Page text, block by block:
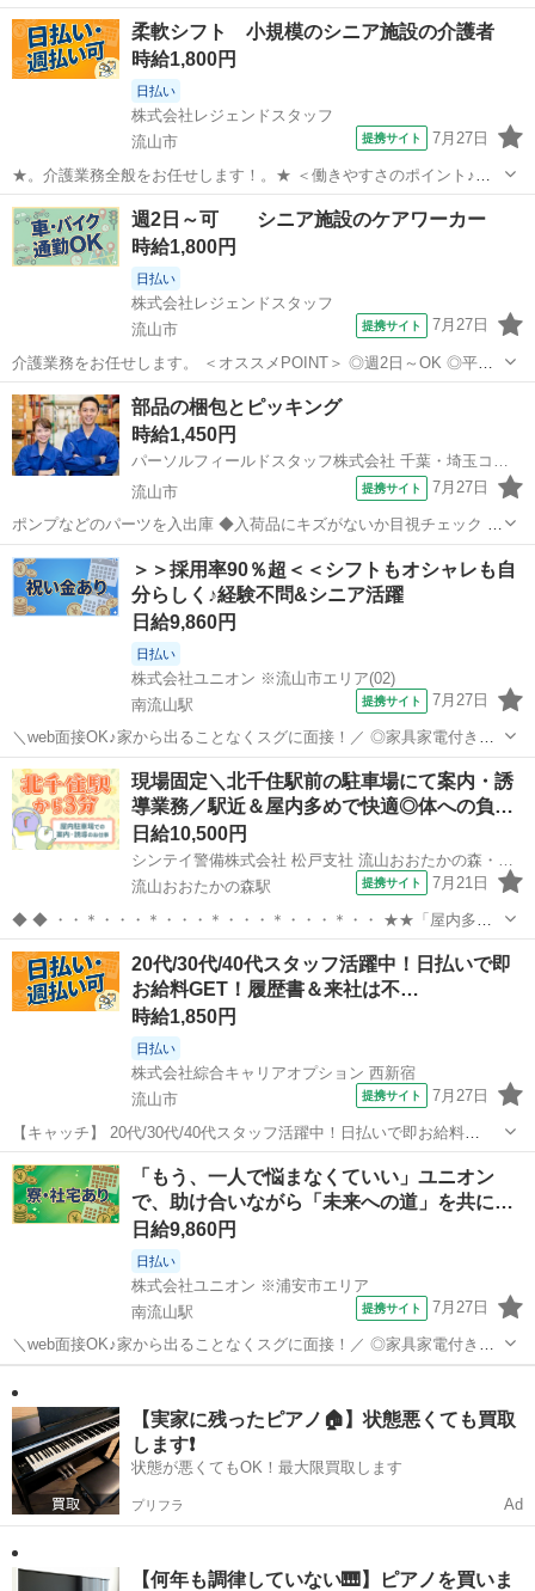
め・駅チカ・安定収入」★★ 勤務地は北千住駅から徒歩3分の好立
地。 駅チカなので通勤しやすく、 雨の日や暑い日でもストレス少なく
通えます。 ・・＊・・・＊・...
千葉 流山市 南流山駅 警備員
柔軟シフト 小規模のシニア施設の介護者
時給1,800円
日払い
株式会社レジェンドスタッフ
流山市
提携サイト 7月27日
★。介護業務全般をお任せします！。★ ＜働きやすさのポイント♪＞
◎週2日～OK ◎平日のみ・曜日固定OK ◎日勤のみ／夜勤のみ選択可
◎残業ほぼなし 介護業務をお任せします！ ・食事、入浴、トイレなど
の日常生活の介助 ...
千葉 流山市 介護
週2日～可 シニア施設のケアワーカー
時給1,800円
日払い
株式会社レジェンドスタッフ
流山市
提携サイト 7月27日
介護業務をお任せします。 ＜オススメPOINT＞ ◎週2日～OK ◎平日
のみ・曜日固定OK ◎日勤のみ／夜勤のみ選択可 ◎残業ほぼなし 家
庭・プライベート・収入など、 希望に合わせた働き方が可能です。 ★
主婦（夫）・ブ...
千葉 流山市 介護
部品の梱包とピッキング
時給1,450円
流山市
提携サイト 7月27日
ポンプなどのパーツを入出庫 ◆入荷品にキズがないか目視チェック ◆
台車で棚入れ ◆ハンディを使ったピッキング、梱包、包装 ◆【無料送
迎バス】行き 7:47・7:57 帰り 17:45・17:55・18:12 他 【無料送...
千葉 流山市 仕分け
＞＞採用率90％超＜＜シフトもオシャレも自
分らしく♪経験不問&シニア活躍
日給9,860円
日払い
株式会社ユニオン ※流山市エリア(02)
南流山駅
提携サイト 7月27日
＼web面接OK♪家から出ることなくスグに面接！／ ◎家具家電付きの
寮あり！ ラグ、テレビ、冷蔵庫、電子レンジ、掃除機などなど… 書き
きれないほどの備品が付いてくる1R寮完備！さらに…
__________________...
千葉 流山市 南流山駅 警備員
現場固定＼北千住駅前の駐車場にて案内・誘
導業務／駅近＆屋内多めで快適◎体への負…
日給10,500円
シンテイ警備株式会社 松戸支社 流山おおたかの森・流山・初石(北千住×駐車場警備)エリア/A3203200113
流山おおたかの森駅
提携サイト 7月21日
◆ ◆ ・・＊・・・＊・・・＊・・・＊・・・＊・・ ★★「屋内多
め・駅チカ・安定収入」★★ 勤務地は北千住駅から徒歩3分の好立
地。 駅チカなので通勤しやすく、 雨の日や暑い日でもストレス少なく
通えます。 ・・＊・・・＊・...
千葉 流山市 流山おおたかの森駅 警備員
20代/30代/40代スタッフ活躍中！日払いで即
お給料GET！履歴書＆来社は不…
時給1,850円
日払い
株式会社綜合キャリアオプション 西新宿
流山市
提携サイト 7月27日
【キャッチ】 20代/30代/40代スタッフ活躍中！日払いで即お給料
GET！履歴書＆来社は不要！自宅で完結WEB応募！高時給1850円！契
約書類の調整！江戸川台駅エリア 【コメント】 ＼★☆大人気のオフィ
スワーク案件多数☆...
千葉 流山市 その他
「もう、一人で悩まなくていい」ユニオン
で、助け合いながら「未来への道」を共に
切…
日給9,860円
日払い
株式会社ユニオン ※浦安市エリア
南流山駅
提携サイト 7月27日
＼web面接OK♪家から出ることなくスグに面接！／ ◎家具家電付きの
寮あり！ ラグ、テレビ、冷蔵庫、電子レンジ、掃除機などなど… 書き
きれないほどの備品が付いてくる1R寮完備！さらに…
__________________...【実家に残ったピアノ🏠】状態悪くても買取
します❗️
状態が悪くてもOK！最大限買取します
プリフラ Ad
【何年も調律していない🎹】ピアノを買いま